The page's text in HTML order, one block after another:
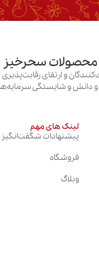
محصولات سحرخیز
و ارتقای
و دانش و شایستگی
لینک های مهم
پیشنهادات شگفت‌انگیز
فروشگاه
وبلاگ